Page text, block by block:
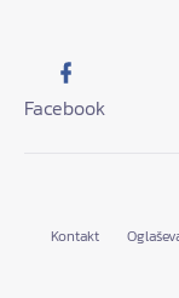
Facebook
Kontakt